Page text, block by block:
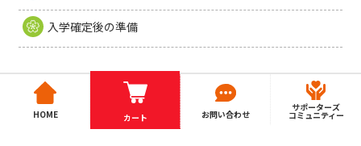
入学確定後の準備
HOME カート お問い合わせ
サポーターズ
コミュニティー